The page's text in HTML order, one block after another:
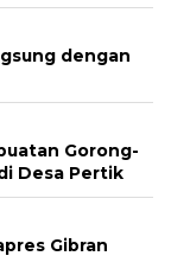
dengan
Gorong-
Desa Pertik
Gibran